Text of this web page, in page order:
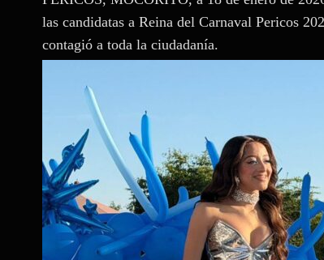
las candidatas a Reina del Carnaval Pericos
contagió a toda la ciudadanía.